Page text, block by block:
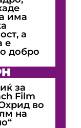
има
а
е
добро
за
Film
во
на